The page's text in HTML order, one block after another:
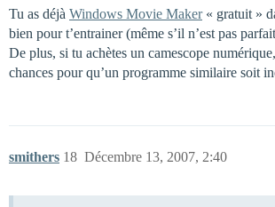
Tu as déjà Windows Movie Maker« gratuit »
bien pour t’entrainer (même s’il n’est pas
De plus, si tu achètes un camescope
chances pour qu’un programme similaire soit
smithers Décembre 13, 2007, 2:40
18